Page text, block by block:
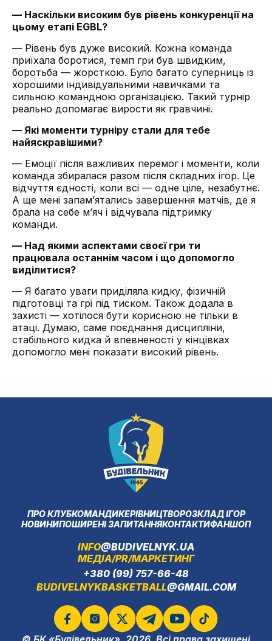
— Наскільки високим був рівень конкуренції на
цьому етапі EGBL?
— Рівень був дуже високий. Кожна команда
приїхала боротися, темп гри був швидким,
боротьба — жорсткою. Було багато суперниць із
хорошими індивідуальними навичками та
сильною командною організацією. Такий турнір
реально допомагає вирости як гравчині.
— Які моменти турніру стали для тебе
найяскравішими?
— Емоції після важливих перемог і моменти, коли
команда збиралася разом після складних ігор. Це
відчуття єдності, коли всі — одне ціле, незабутнє.
А ще мені запам’ятались завершення матчів, де я
брала на себе м’яч і відчувала підтримку
команди.
— Над якими аспектами своєї гри ти
працювала останнім часом і що допомогло
виділитися?
— Я багато уваги приділяла кидку, фізичній
підготовці та грі під тиском. Також додала в
захисті — хотілося бути корисною не тільки в
атаці. Думаю, саме поєднання дисципліни,
стабільного кидка й впевненості у кінцівках
допомогло мені показати високий рівень.
ПРО КЛУБКОМАНДИКЕРІВНИЦТВОРОЗКЛАД ІГОР
НОВИНИПОШИРЕНІ ЗАПИТАННЯКОНТАКТИФАНШОП
INFO@BUDIVELNYK.UA
МЕДІА/PR/МАРКЕТИНГ
+380 (99) 757-66-48
BUDIVELNYKBASKETBALL@GMAIL.COM